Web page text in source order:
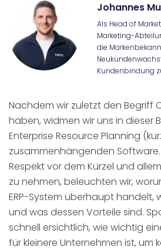
Johannes
Als Head of
Marketing-
die
Kundenbindung
Nachdem wir zuletzt den Begriff
haben, widmen wir uns in dieser
Enterprise Resource Planning
zusammenhängenden
Respekt vor dem Kürzel und
zu nehmen, beleuchten wir,
ERP-System überhaupt handelt,
und was dessen Vorteile sind.
schnell ersichtlich, wie wichtig
für kleinere Unternehmen ist, um